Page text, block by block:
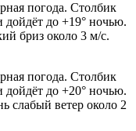
погода. Столбик
дойдёт до +19° ночью.
бриз около 3 м/с.
погода. Столбик
дойдёт до +20° ночью.
слабый ветер около 2